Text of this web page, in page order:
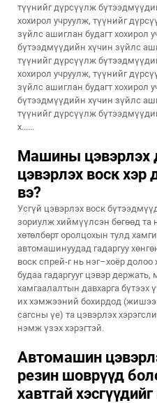
түүнийг дүрсүүлж
хохирол учруулж, түүнийг
зүйлс ашиглан будагт хохирол
бүтээдмүүдийн хүчин зүйлс
түүнийг дүрсүүлж
хохирол учруулж, түүнийг
зүйлс ашиглан будагт хохирол
бүтээдмүүдийн хүчин зүйлс
түүнийг дүрсүүлж
х......
Машины цэвэрлэх
цэвэрлэх воск
вэ?
Усгүй цэвэрлэх воск
зориулж хиймүүлсэн бөгөөд та
хөтөлбөрт оролцохын тулд
автомашинуудад гадаргуу
воск спрей-г нь нэг–хоёр долоо
будаа гадаргууг цэвэр держать,
хамгаалалтын давхарга бүтээх
их хэмжээний бохирдод
сагсны үе) та цэвэрлэх
нэмж үзэх хэрэгтэй.
Автомашин
резин шоврүүд
хавтгай